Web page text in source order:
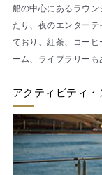
船の中心にあるラウ
たり、夜のエンター
ており、紅茶、コー
ーム、ライブラリーも
アクティビティ